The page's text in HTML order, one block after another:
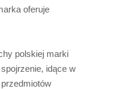
oferuje
polskiej marki
idące w